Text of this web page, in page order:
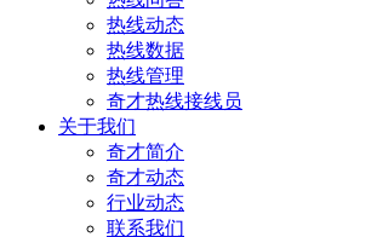
热线动态
热线数据
热线管理
奇才热线接线员
关于我们
奇才简介
奇才动态
行业动态
联系我们